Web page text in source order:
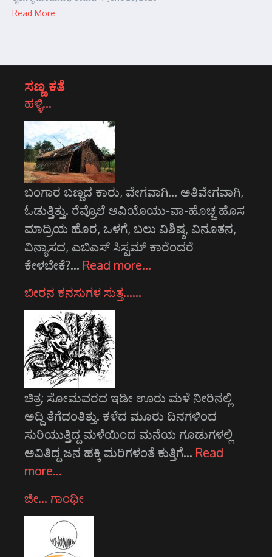
Read More
ಸಣ್ಣ ಕತೆ
ಹಳ್ಳಿ…
ಬಂಗಾರ ಬಣ್ಣದ ಕಾರು, ವೇಗವಾಗಿ... ಅತಿವೇಗವಾಗಿ,
ಓಡುತ್ತಿತ್ತು. ರೆವ್ರೊಲೆ ಆವಿಯೊಯು-ವಾ-ಹೊಚ್ಚ ಹೊಸ
ಮಾದ್ರಿಯ ಹೊರ, ಒಳಗೆ, ಬಲು ವಿಶಿಷ್ಠ, ವಿನೂತನ,
ವಿನ್ಯಾಸದ, ಎಬಿ‌ಎಸ್ ಸಿಸ್ಟಮ್ ಕಾರೆಂದರೆ
ಕೇಳಬೇಕೆ?… Read more…
ಬೀರನ ಕನಸುಗಳ ಸುತ್ತ……
ಚಿತ್ರ: ಸೋಮವರದ ಇಡೀ ಊರು ಮಳೆ ನೀರಿನಲ್ಲಿ
ಅದ್ದಿ ತೆಗೆದಂತಿತ್ತು. ಕಳೆದ ಮೂರು ದಿನಗಳಿಂದ
ಸುರಿಯುತ್ತಿದ್ದ ಮಳೆಯಿಂದ ಮನೆಯ ಗೂಡುಗಳಲ್ಲಿ
ಅವಿತಿದ್ದ ಜನ ಹಕ್ಕಿ ಮರಿಗಳಂತೆ ಕುತ್ತಿಗೆ… Read
more…
ಜೀ… ಗಾಂಧೀ